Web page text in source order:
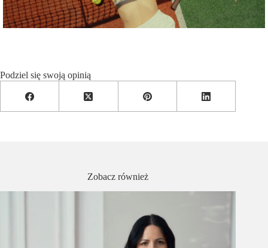
Podziel się swoją opinią
Zobacz również